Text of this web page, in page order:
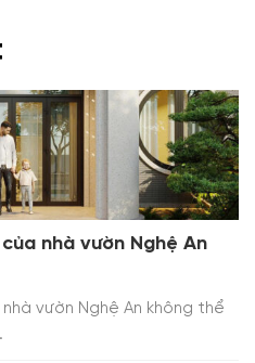
nhà vườn Nghệ An
vườn Nghệ An không thể